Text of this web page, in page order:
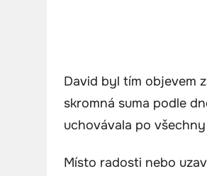
David byl tím objevem
skromná suma podle
uchovávala po
Místo radosti nebo